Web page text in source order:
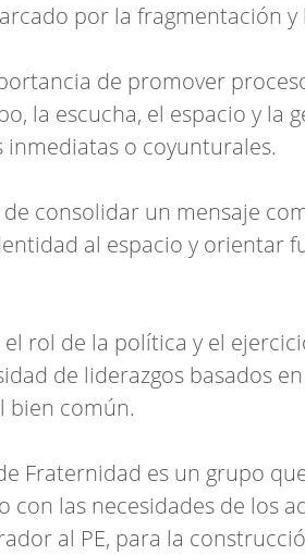
por la fragmentación y
de promover
la escucha, el espacio y la
o coyunturales.
consolidar un mensaje
al espacio y orientar
rol de la política y el
de liderazgos basados
bien común.
Fraternidad es un grupo
las necesidades de los
al PE, para la